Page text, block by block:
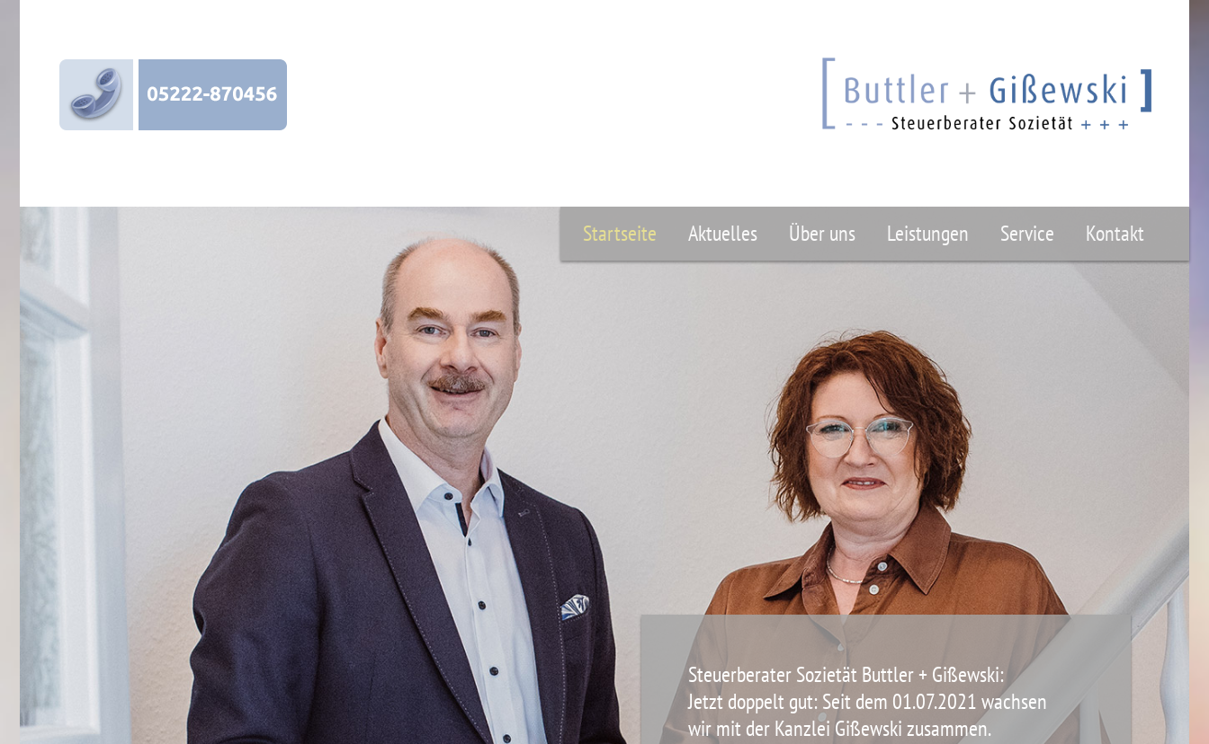
Startseite Aktuelles Über uns Leistungen Service Kontakt
Steuerberater Sozietät Buttler + Gißewski:
Jetzt doppelt gut: Seit dem 01.07.2021 wachsen
wir mit der Kanzlei Gißewski zusammen.